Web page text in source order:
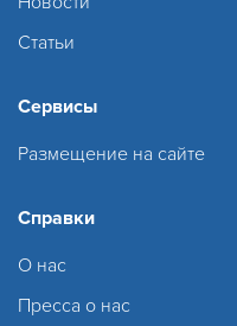
Статьи
Сервисы
Размещение на сайте
Справки
О нас
Пресса о нас